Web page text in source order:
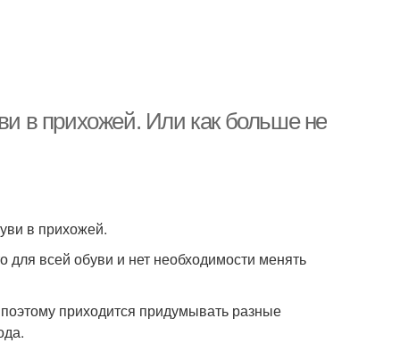
в прихожей. Или как больше не
в прихожей.
всей обуви и нет необходимости менять
приходится придумывать разные